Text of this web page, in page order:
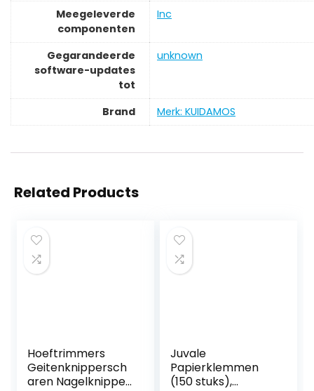
Meegeleverde
componenten
‎Inc
Gegarandeerde
software-updates
tot
‎unknown
Brand Merk: KUIDAMOS
Related Products
Hoeftrimmers
Geitenknippersch
aren Nagelknipper,
Juvale
Papierklemmen
(150 stuks),